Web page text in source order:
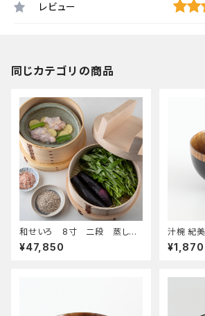
レビュー
同じカテゴリの商品
和せいろ 8寸 二段 蒸し器
セット
¥47,850
汁椀 紀
¥1,870